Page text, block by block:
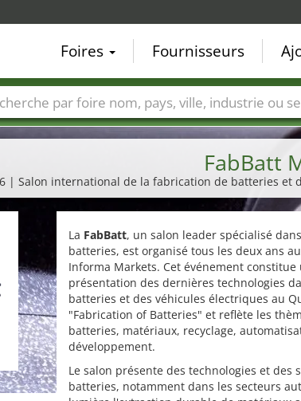
FabBatt
| Salon international de la fabrication de batteries
La FabBatt, un salon leader spécialisé
batteries, est organisé tous les deux ans
Informa Markets. Cet événement
présentation des dernières technologies
batteries et des véhicules électriques au
"Fabrication of Batteries" et reflète les
batteries, matériaux, recyclage,
développement.
Le salon présente des technologies et
batteries, notamment dans les secteurs
Foires Fournisseurs
noms Pays Villes Secteurs de foire